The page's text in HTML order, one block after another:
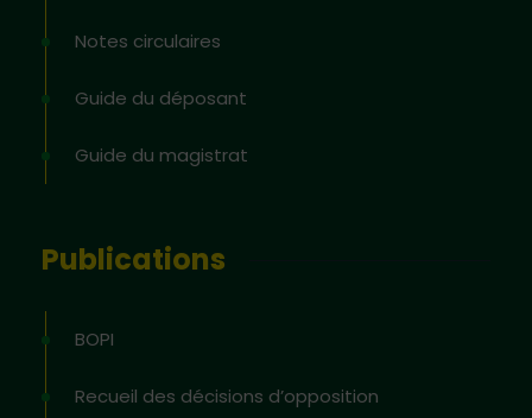
Notes circulaires
Guide du déposant
Guide du magistrat
Publications
BOPI
Recueil des décisions d’opposition